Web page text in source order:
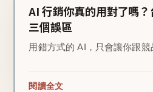
AI 行銷你真的用對了嗎
三個誤區
用錯方式的 AI，只會讓你跟競
閱讀全文